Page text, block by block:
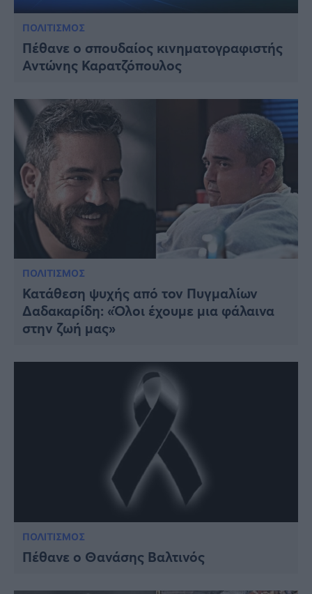
ΠΟΛΙΤΙΣΜΟΣ
Πέθανε ο σπουδαίος κινηματογραφιστής
Αντώνης Καρατζόπουλος
ΠΟΛΙΤΙΣΜΟΣ
Κατάθεση ψυχής από τον Πυγμαλίων
Δαδακαρίδη: «Όλοι έχουμε μια φάλαινα
στην ζωή μας»
ΠΟΛΙΤΙΣΜΟΣ
Πέθανε ο Θανάσης Βαλτινός